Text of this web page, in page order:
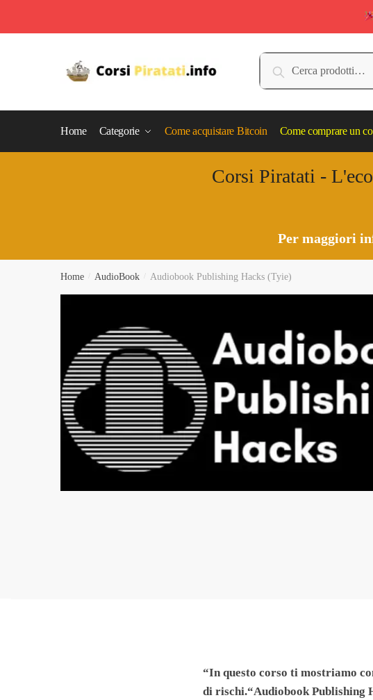
Cerca:
Cerca
Home Categorie Come acquistare Bitcoin Come comprare un
Corsi Piratati -
Per maggiori
Home AudioBook Audiobook Publishing Hacks (Tyie)
“In questo corso ti mostriamo
di rischi.“Audiobook